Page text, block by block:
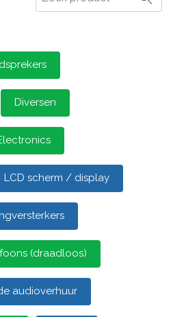
Diversen
LCD scherm / display
(draadloos)
audioverhuur